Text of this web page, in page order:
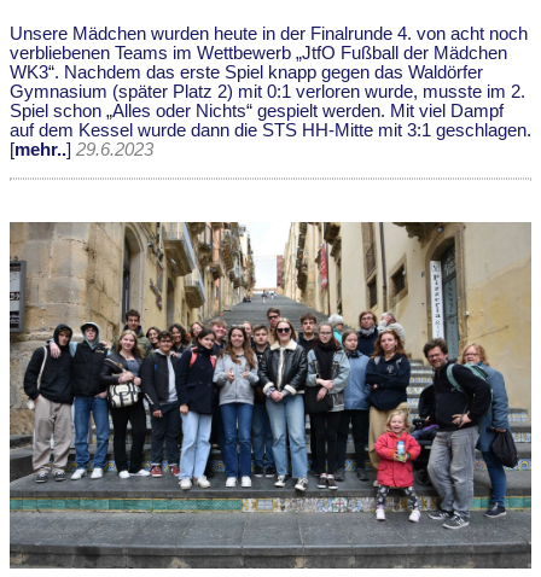
Unsere Mädchen wurden heute in der Finalrunde 4. von acht noch
verbliebenen Teams im Wettbewerb „JtfO Fußball der Mädchen
WK3“. Nachdem das erste Spiel knapp gegen das Waldörfer
Gymnasium (später Platz 2) mit 0:1 verloren wurde, musste im 2.
Spiel schon „Alles oder Nichts“ gespielt werden. Mit viel Dampf
auf dem Kessel wurde dann die STS HH-Mitte mit 3:1 geschlagen.
[mehr..] 29.6.2023